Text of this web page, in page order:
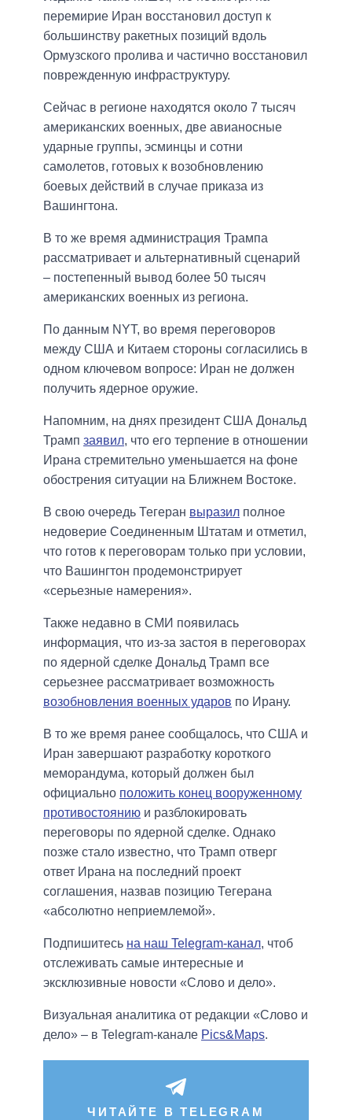
перемирие Иран восстановил доступ к
большинству ракетных позиций вдоль
Ормузского пролива и частично восстановил
поврежденную инфраструктуру.
Сейчас в регионе находятся около 7 тысяч
американских военных, две авианосные
ударные группы, эсминцы и сотни
самолетов, готовых к возобновлению
боевых действий в случае приказа из
Вашингтона.
В то же время администрация Трампа
рассматривает и альтернативный сценарий
– постепенный вывод более 50 тысяч
американских военных из региона.
По данным NYT, во время переговоров
между США и Китаем стороны согласились в
одном ключевом вопросе: Иран не должен
получить ядерное оружие.
Напомним, на днях президент США Дональд
Трамп заявил, что его терпение в отношении
Ирана стремительно уменьшается на фоне
обострения ситуации на Ближнем Востоке.
В свою очередь Тегеран выразил полное
недоверие Соединенным Штатам и отметил,
что готов к переговорам только при условии,
что Вашингтон продемонстрирует
«серьезные намерения».
Также недавно в СМИ появилась
информация, что из-за застоя в переговорах
по ядерной сделке Дональд Трамп все
серьезнее рассматривает возможность
возобновления военных ударов по Ирану.
В то же время ранее сообщалось, что США и
Иран завершают разработку короткого
меморандума, который должен был
официально положить конец вооруженному
противостоянию и разблокировать
переговоры по ядерной сделке. Однако
позже стало известно, что Трамп отверг
ответ Ирана на последний проект
соглашения, назвав позицию Тегерана
«абсолютно неприемлемой».
Подпишитесь на наш Telegram-канал, чтоб
отслеживать самые интересные и
эксклюзивные новости «Слово и дело».
Визуальная аналитика от редакции «Слово и
дело» – в Telegram-канале Pics&Maps.
ЧИТАЙТЕ В TELEGRAM